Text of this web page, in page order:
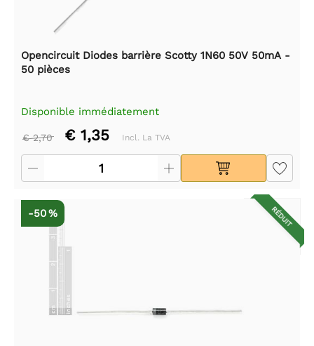
Opencircuit Diodes barrière Scotty 1N60 50V 50mA -
50 pièces
Disponible immédiatement
€ 2,70 € 1,35 Incl. La TVA
RÉDUIT
-50 %